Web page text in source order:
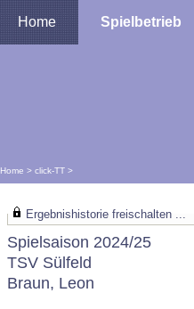
Home Spielbetrieb
Home > click-TT >
Ergebnishistorie freischalten ...
Spielsaison 2024/25
TSV Sülfeld
Braun, Leon